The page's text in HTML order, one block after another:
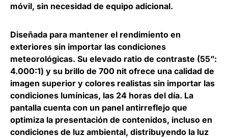
móvil, sin necesidad de equipo adicional.
Diseñada para mantener el rendimiento en
exteriores sin importar las condiciones
meteorológicas. Su elevado ratio de contraste (55”:
4.000:1) y su brillo de 700 nit ofrece una calidad de
imagen superior y colores realistas sin importar las
condiciones lumínicas, las 24 horas del día. La
pantalla cuenta con un panel antirreflejo que
optimiza la presentación de contenidos, incluso en
condiciones de luz ambiental, distribuyendo la luz